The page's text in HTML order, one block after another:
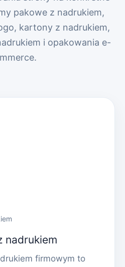
pakowe z nadrukiem,
kartony z nadrukiem,
i opakowania e-
nadrukiem
firmowym to